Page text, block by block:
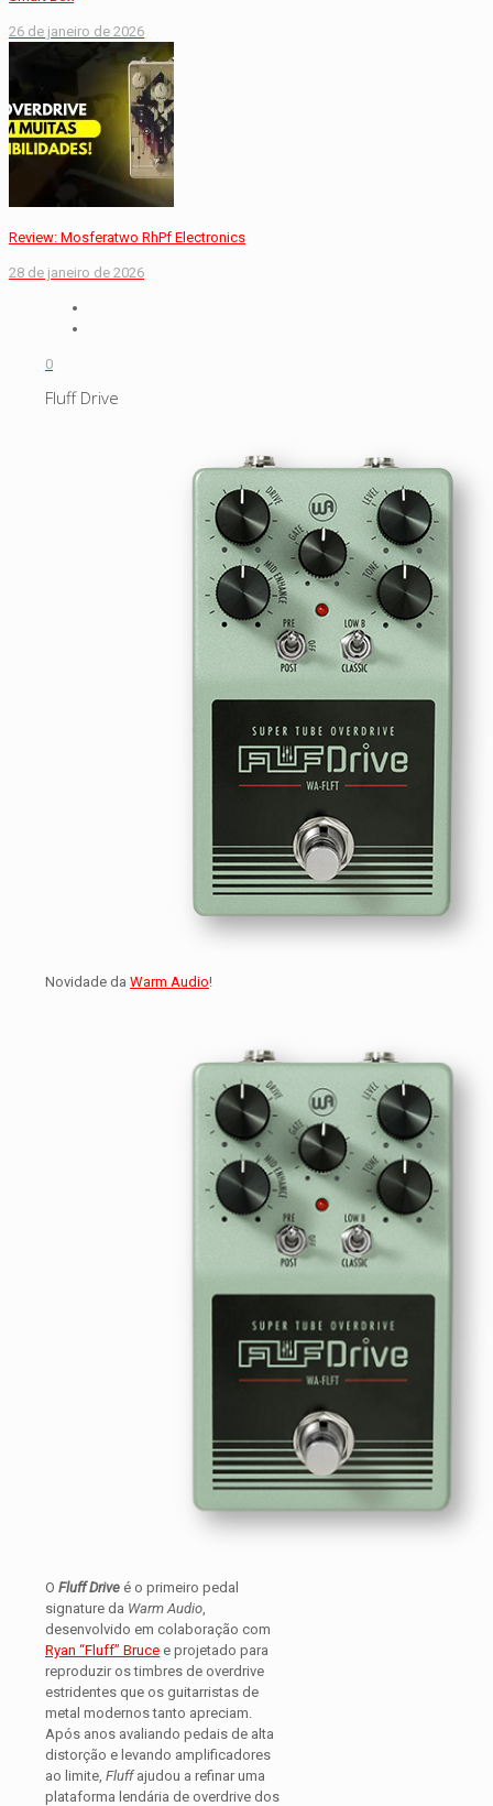
26 de janeiro de 2026
Review: Mosferatwo RhPf Electronics
28 de janeiro de 2026
0
Fluff Drive
Novidade da Warm Audio!
O Fluff Drive é o primeiro pedal
signature da Warm Audio
desenvolvido em colaboração com
Ryan “Fluff” Bruce e projetado para
reproduzir os timbres de overdrive
estridentes que os guitarristas de
metal modernos tanto apreciam.
Após anos avaliando pedais de alta
distorção e levando amplificadores
ao limite, Fluffajudou a refinar uma
plataforma lendária de overdrive dos